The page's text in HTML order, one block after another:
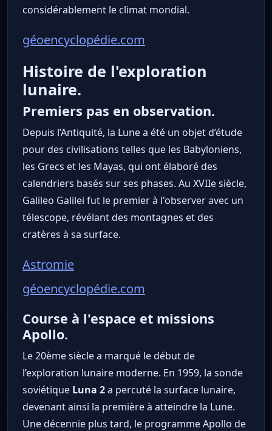
considérablement le climat mondial.
géoencyclopédie.com
Histoire de l'exploration
lunaire.
Premiers pas en observation.
Depuis l’Antiquité, la Lune a été un objet d’étude
pour des civilisations telles que les Babyloniens,
les Grecs et les Mayas, qui ont élaboré des
calendriers basés sur ses phases. Au XVIIe siècle,
Galileo Galilei fut le premier à l'observer avec un
télescope, révélant des montagnes et des
cratères à sa surface.
Astromie
géoencyclopédie.com
Course à l'espace et missions
Apollo.
Le 20ème siècle a marqué le début de
l’exploration lunaire moderne. En 1959, la sonde
soviétique Luna 2a percuté la surface lunaire,
devenant ainsi la première à atteindre la Lune.
Une décennie plus tard, le programme Apollo de